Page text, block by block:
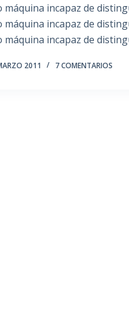
incapaz de
incapaz de
incapaz de
2011 7 COMENTARIOS